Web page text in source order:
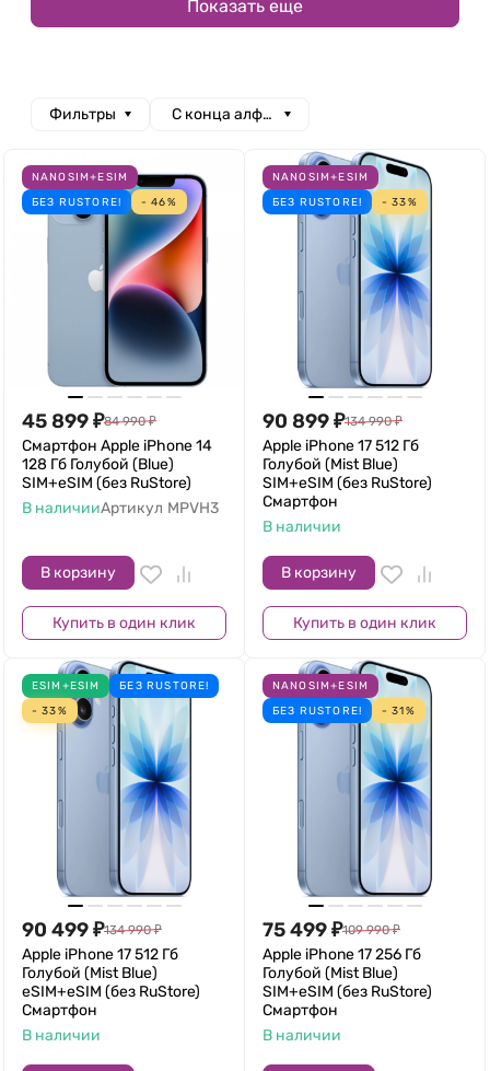
Показать еще
Фильтры С конца алфавита
NANOSIM+ESIM
БЕЗ RUSTORE!
- 46%
45 899₽84 990 ₽
Смартфон Apple iPhone 14
128 Гб Голубой (Blue)
SIM+eSIM (без RuStore)
В наличииАртикул MPVH3
В корзину
Купить в один клик
NANOSIM+ESIM
БЕЗ RUSTORE!
- 33%
90 899₽134 990 ₽
Apple iPhone 17 512 Гб
Голубой (Mist Blue)
SIM+eSIM (без RuStore)
Смартфон
В наличии
В корзину
Купить в один клик
ESIM+ESIM
БЕЗ RUSTORE!
- 33%
90 499₽134 990 ₽
Apple iPhone 17 512 Гб
Голубой (Mist Blue)
eSIM+eSIM (без RuStore)
Смартфон
В наличии
NANOSIM+ESIM
БЕЗ RUSTORE!
- 31%
75 499₽109 990 ₽
Apple iPhone 17 256 Гб
Голубой (Mist Blue)
SIM+eSIM (без RuStore)
Смартфон
В наличии